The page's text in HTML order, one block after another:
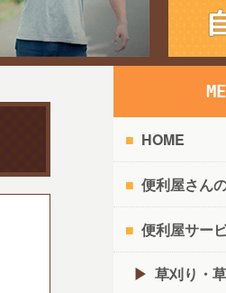
HOME
便利屋さん
便利屋サー
草刈り・